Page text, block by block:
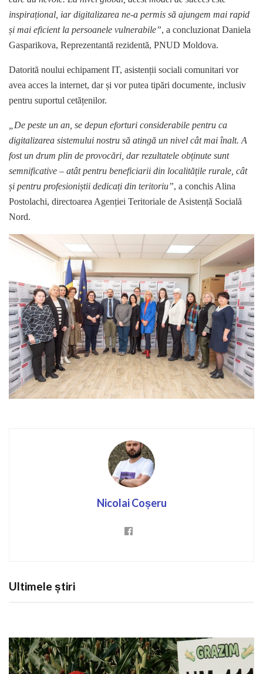
inspirațional, iar digitalizarea ne-a permis să ajungem mai rapid
și mai eficient la persoanele vulnerabile”, a concluzionat Daniela
Gasparikova, Reprezentantă rezidentă, PNUD Moldova.
Datorită noului echipament IT, asistenții sociali comunitari vor
avea acces la internet, dar și vor putea tipări documente, inclusiv
pentru suportul cetățenilor.
„De peste un an, se depun eforturi considerabile pentru ca
digitalizarea sistemului nostru să atingă un nivel cât mai înalt. A
fost un drum plin de provocări, dar rezultatele obținute sunt
semnificative – atât pentru beneficiarii din localitățile rurale, cât
și pentru profesioniștii dedicați din teritoriu”, a conchis Alina
Postolachi, directoarea Agenției Teritoriale de Asistență Socială
Nord.
Nicolai Coșeru
Ultimele știri